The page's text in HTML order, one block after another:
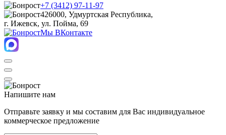
+7 (3412) 97-11-97
426000, Удмуртская Республика,
г. Ижевск, ул. Пойма, 69
Мы ВКонтакте
Напишите нам
Отправьте заявку и мы составим для Вас индивидуальное
коммерческое предложение